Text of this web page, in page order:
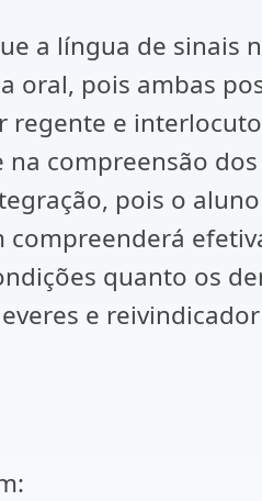
a língua de
oral, pois ambas
e
compreensão
pois o
quanto os
e